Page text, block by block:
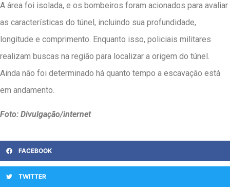
A área foi isolada, e os bombeiros foram acionados para avaliar
as características do túnel, incluindo sua profundidade,
longitude e comprimento. Enquanto isso, policiais militares
realizam buscas na região para localizar a origem do túnel.
Ainda não foi determinado há quanto tempo a escavação está
em andamento.
Foto: Divulgação/internet
FACEBOOK
TWITTER